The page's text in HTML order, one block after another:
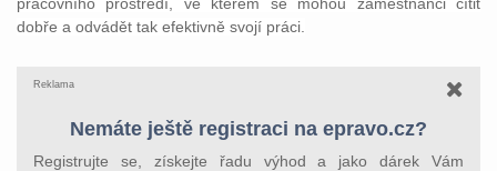
dobře a odvádět tak efektivně svojí práci.
Reklama
Nemáte ještě registraci na epravo.cz?
Registrujte se, získejte řadu výhod a jako dárek Vám